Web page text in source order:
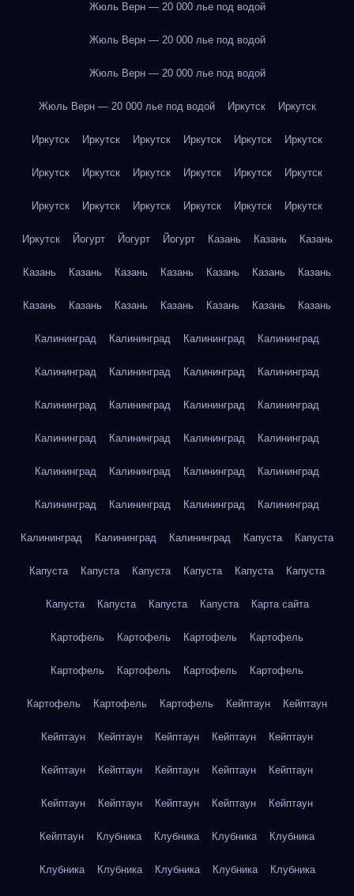
Жюль Верн — 20 000 лье под водой
Жюль Верн — 20 000 лье под водой
Жюль Верн — 20 000 лье под водой
Жюль Верн — 20 000 лье под водой Иркутск Иркутск
Иркутск Иркутск Иркутск Иркутск Иркутск Иркутск
Иркутск Иркутск Иркутск Иркутск Иркутск Иркутск
Иркутск Иркутск Иркутск Иркутск Иркутск Иркутск
Иркутск Йогурт Йогурт Йогурт Казань Казань Казань
Казань Казань Казань Казань Казань Казань Казань
Казань Казань Казань Казань Казань Казань Казань
Калининград Калининград Калининград Калининград
Калининград Калининград Калининград Калининград
Калининград Калининград Калининград Калининград
Калининград Калининград Калининград Калининград
Калининград Калининград Калининград Калининград
Калининград Калининград Калининград Калининград
Калининград Калининград Калининград Капуста Капуста
Капуста Капуста Капуста Капуста Капуста Капуста
Капуста Капуста Капуста Капуста Карта сайта
Картофель Картофель Картофель Картофель
Картофель Картофель Картофель Картофель
Картофель Картофель Картофель Кейптаун Кейптаун
Кейптаун Кейптаун Кейптаун Кейптаун Кейптаун
Кейптаун Кейптаун Кейптаун Кейптаун Кейптаун
Кейптаун Кейптаун Кейптаун Кейптаун Кейптаун
Кейптаун Клубника Клубника Клубника Клубника
Клубника Клубника Клубника Клубника Клубника